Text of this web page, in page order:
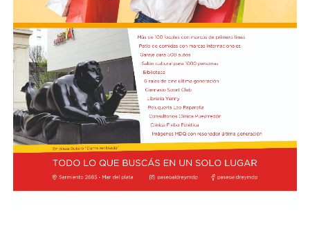
"Queremos que quienes todavía no conocen Tango
Furia descubran por qué el tango puede emocionar a
todas las generaciones. Y que quienes ya vivieron una de
nuestras funciones tengan ganas de volver, porque cada
presentación renueva la experiencia. Detrás de cada
función hay meses de ensayo y un enorme trabajo en
equipo para emocionar y sorprender al
público", expresa Emmanuel Marín.